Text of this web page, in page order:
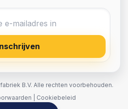
B.V. Alle rechten voorbehouden.
Cookiebeleid